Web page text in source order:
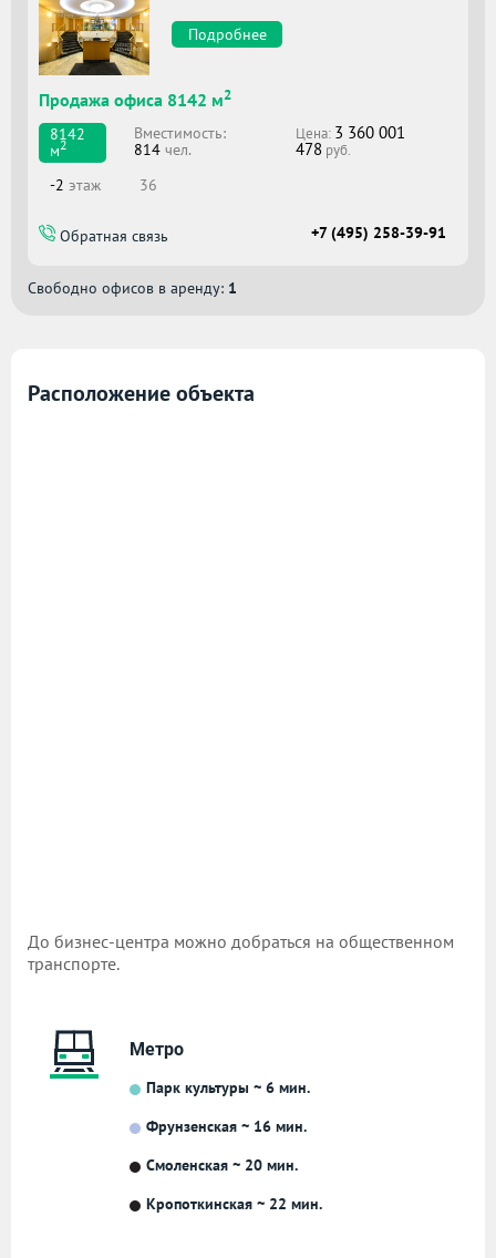
Подробнее
Продажа офиса 8142 м2
8142
м2
Вместимоcть:
814 чел.
Цена: 3 360 001
478 руб.
-2 этаж 36
Обратная связь +7 (495) 258-39-91
Свободно офисов в аренду: 1
Расположение объекта
До бизнес-центра можно добраться на общественном
транспорте.
Метро
Парк культуры ~ 6 мин.
Фрунзенская ~ 16 мин.
Смоленская ~ 20 мин.
Кропоткинская ~ 22 мин.